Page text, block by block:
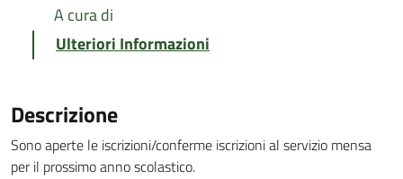
A cura di
Ulteriori Informazioni
Descrizione
Sono aperte le iscrizioni/conferme iscrizioni al servizio mensa
per il prossimo anno scolastico.